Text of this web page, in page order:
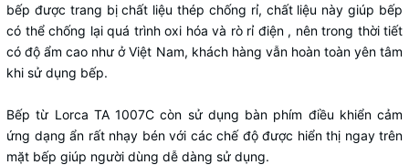
bếp được trang bị chất liệu thép chống rỉ, chất liệu này giúp bếp
có thể chống lại quá trình oxi hóa và rò rỉ điện , nên trong thời tiết
có độ ẩm cao như ở Việt Nam, khách hàng vẫn hoàn toàn yên tâm
khi sử dụng bếp.
Bếp từ Lorca TA 1007C còn sử dụng bàn phím điều khiển cảm
ứng dạng ẩn rất nhạy bén với các chế độ được hiển thị ngay trên
mặt bếp giúp người dùng dễ dàng sử dụng.